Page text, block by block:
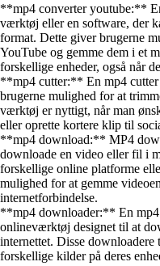
**mp4 converter youtube:**
værktøj eller en software, der
format. Dette giver brugerne
YouTube og gemme dem i et
forskellige enheder, også når
**mp4 cutter:** En mp4
brugerne mulighed for at
værktøj er nyttigt, når man
eller oprette kortere klip til
**mp4 download:** MP4
downloade en video eller fil i
forskellige online platforme
mulighed for at gemme
internetforbindelse.
**mp4 downloader:** En mp4
onlineværktøj designet til at
internettet. Disse downloadere
forskellige kilder på deres